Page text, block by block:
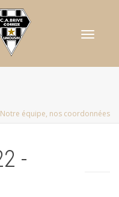
navigation
Notre équipe, nos coordonnées
-